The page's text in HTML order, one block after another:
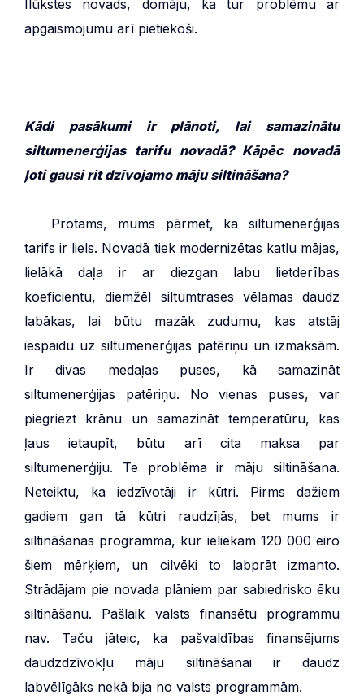
Ilūkstes novads, domāju, ka tur problēmu ar
apgaismojumu arī pietiekoši.
Kādi pasākumi ir plānoti, lai samazinātu
siltumenerģijas tarifu novadā? Kāpēc novadā
ļoti gausi rit dzīvojamo māju siltināšana?
Protams, mums pārmet, ka siltumenerģijas
tarifs ir liels. Novadā tiek modernizētas katlu mājas,
lielākā daļa ir ar diezgan labu lietderības
koeficientu, diemžēl siltumtrases vēlamas daudz
labākas, lai būtu mazāk zudumu, kas atstāj
iespaidu uz siltumenerģijas patēriņu un izmaksām.
Ir divas medaļas puses, kā samazināt
siltumenerģijas patēriņu. No vienas puses, var
piegriezt krānu un samazināt temperatūru, kas
ļaus ietaupīt, būtu arī cita maksa par
siltumenerģiju. Te problēma ir māju siltināšana.
Neteiktu, ka iedzīvotāji ir kūtri. Pirms dažiem
gadiem gan tā kūtri raudzījās, bet mums ir
siltināšanas programma, kur ieliekam 120 000 eiro
šiem mērķiem, un cilvēki to labprāt izmanto.
Strādājam pie novada plāniem par sabiedrisko ēku
siltināšanu. Pašlaik valsts finansētu programmu
nav. Taču jāteic, ka pašvaldības finansējums
daudzdzīvokļu māju siltināšanai ir daudz
labvēlīgāks nekā bija no valsts programmām.